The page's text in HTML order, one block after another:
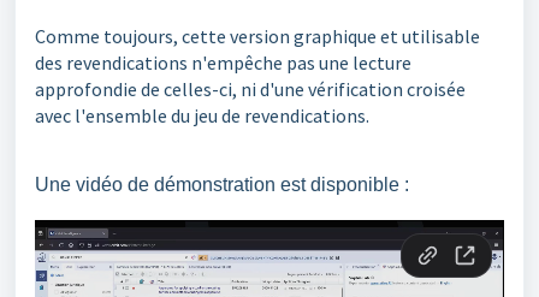
Comme toujours, cette version graphique et utilisable
des revendications n'empêche pas une lecture
approfondie de celles-ci, ni d'une vérification croisée
avec l'ensemble du jeu de revendications.
Une vidéo de démonstration est disponible :